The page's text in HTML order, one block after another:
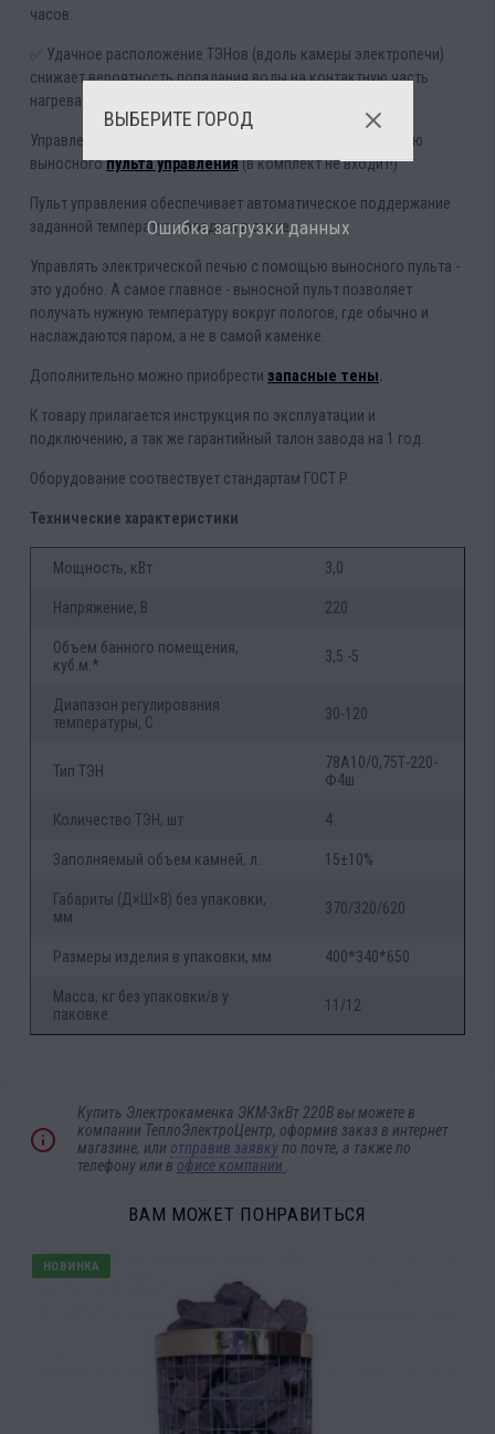
часов.
✅ Удачное расположение ТЭНов (вдоль камеры электропечи)
снижает вероятность попадания воды на контактную часть
нагревателей.
Управление электрокаменкой осуществляется с помощью
выносногопульта управления(в комплект не входит!)
Пульт управления обеспечивает автоматическое поддержание
заданной температуры воздуха в сауне.
Управлять электрической печью с помощью выносного пульта -
это удобно. А самое главное - выносной пульт позволяет
получать нужную температуру вокруг пологов, где обычно и
наслаждаются паром, а не в самой каменке.
Дополнительно можно приобрести запасные тены
К товару прилагается инструкция по эксплуатации и
подключению, а так же гарантийный талон завода на 1 год.
Оборудование соотвествует стандартам ГОСТ Р.
Технические характеристики
Мощность, кВт 3,0
Напряжение, В 220
Объем банного помещения,
куб.м.*
3,5 -5
Диапазон регулирования
температуры, С
30-120
Тип ТЭН
78А10/0,75Т-220-
Ф4ш
Количество ТЭН, шт 4
Заполняемый объем камней, л. 15±10%
Габариты (Д×Ш×В) без упаковки,
мм
370/320/620
Размеры изделия в упаковки, мм 400*340*650
Масса, кг без упаковки/в у
паковке
11/12
Купить Электрокаменка ЭКМ-3кВт 220В вы можете в
компании ТеплоЭлектроЦентр, оформив заказ в интернет
магазине, или отправив заявку по почте, а также по
телефону или в офисе компании
ВАМ МОЖЕТ ПОНРАВИТЬСЯ
НОВИНКА
ВЫБЕРИТЕ ГОРОД
Ошибка загрузки данных